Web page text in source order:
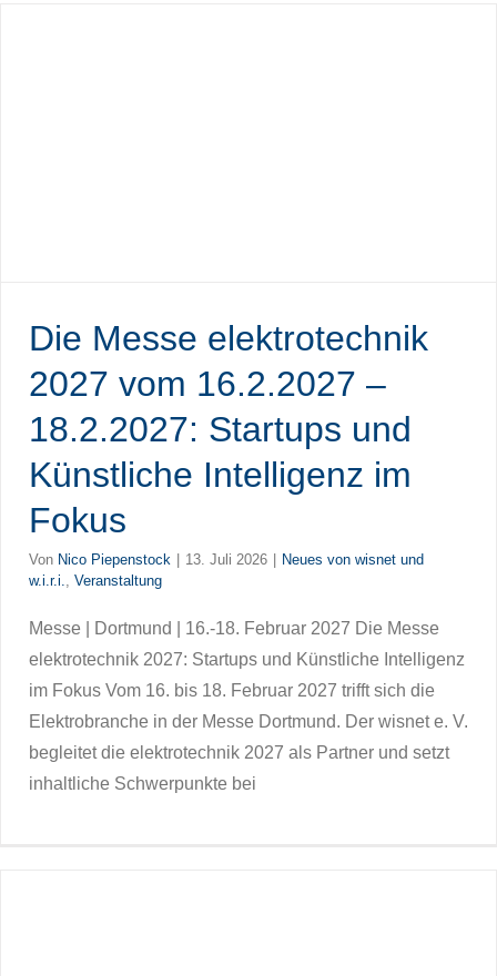
Die Messe elektrotechnik
2027 vom 16.2.2027 –
18.2.2027: Startups und
Künstliche Intelligenz im
Fokus
Von Nico Piepenstock 13. Juli 2026
Neues von wisnet und
w.i.r.i., Veranstaltung
Messe | Dortmund | 16.-18. Februar 2027 Die Messe
elektrotechnik 2027: Startups und Künstliche Intelligenz
im Fokus Vom 16. bis 18. Februar 2027 trifft sich die
Elektrobranche in der Messe Dortmund. Der wisnet e. V.
begleitet die elektrotechnik 2027 als Partner und setzt
inhaltliche Schwerpunkte bei